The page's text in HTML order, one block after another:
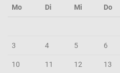
Mo Di Mi Do
3 4 5 6
10 11 12 13